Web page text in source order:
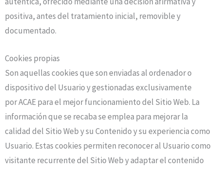
positiva, antes del tratamiento inicial, removible y
documentado.
Cookies propias
Son aquellas cookies que son enviadas al ordenador o
dispositivo del Usuario y gestionadas exclusivamente
porACAEpara el mejor funcionamiento del Sitio Web. La
información que se recaba se emplea para mejorar la
calidad del Sitio Web y su Contenido y su experiencia como
Usuario. Estas cookies permiten reconocer al Usuario como
visitante recurrente del Sitio Web y adaptar el contenido